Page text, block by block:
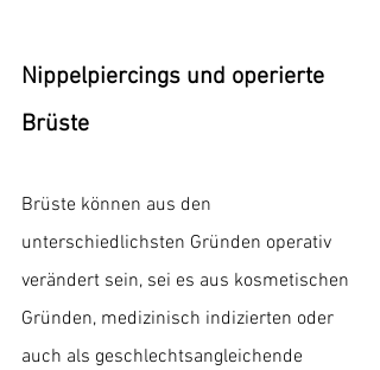
Nippelpiercings und operierte
Brüste
Brüste können aus den
unterschiedlichsten Gründen operativ
verändert sein, sei es aus kosmetischen
Gründen, medizinisch indizierten oder
auch als geschlechtsangleichende